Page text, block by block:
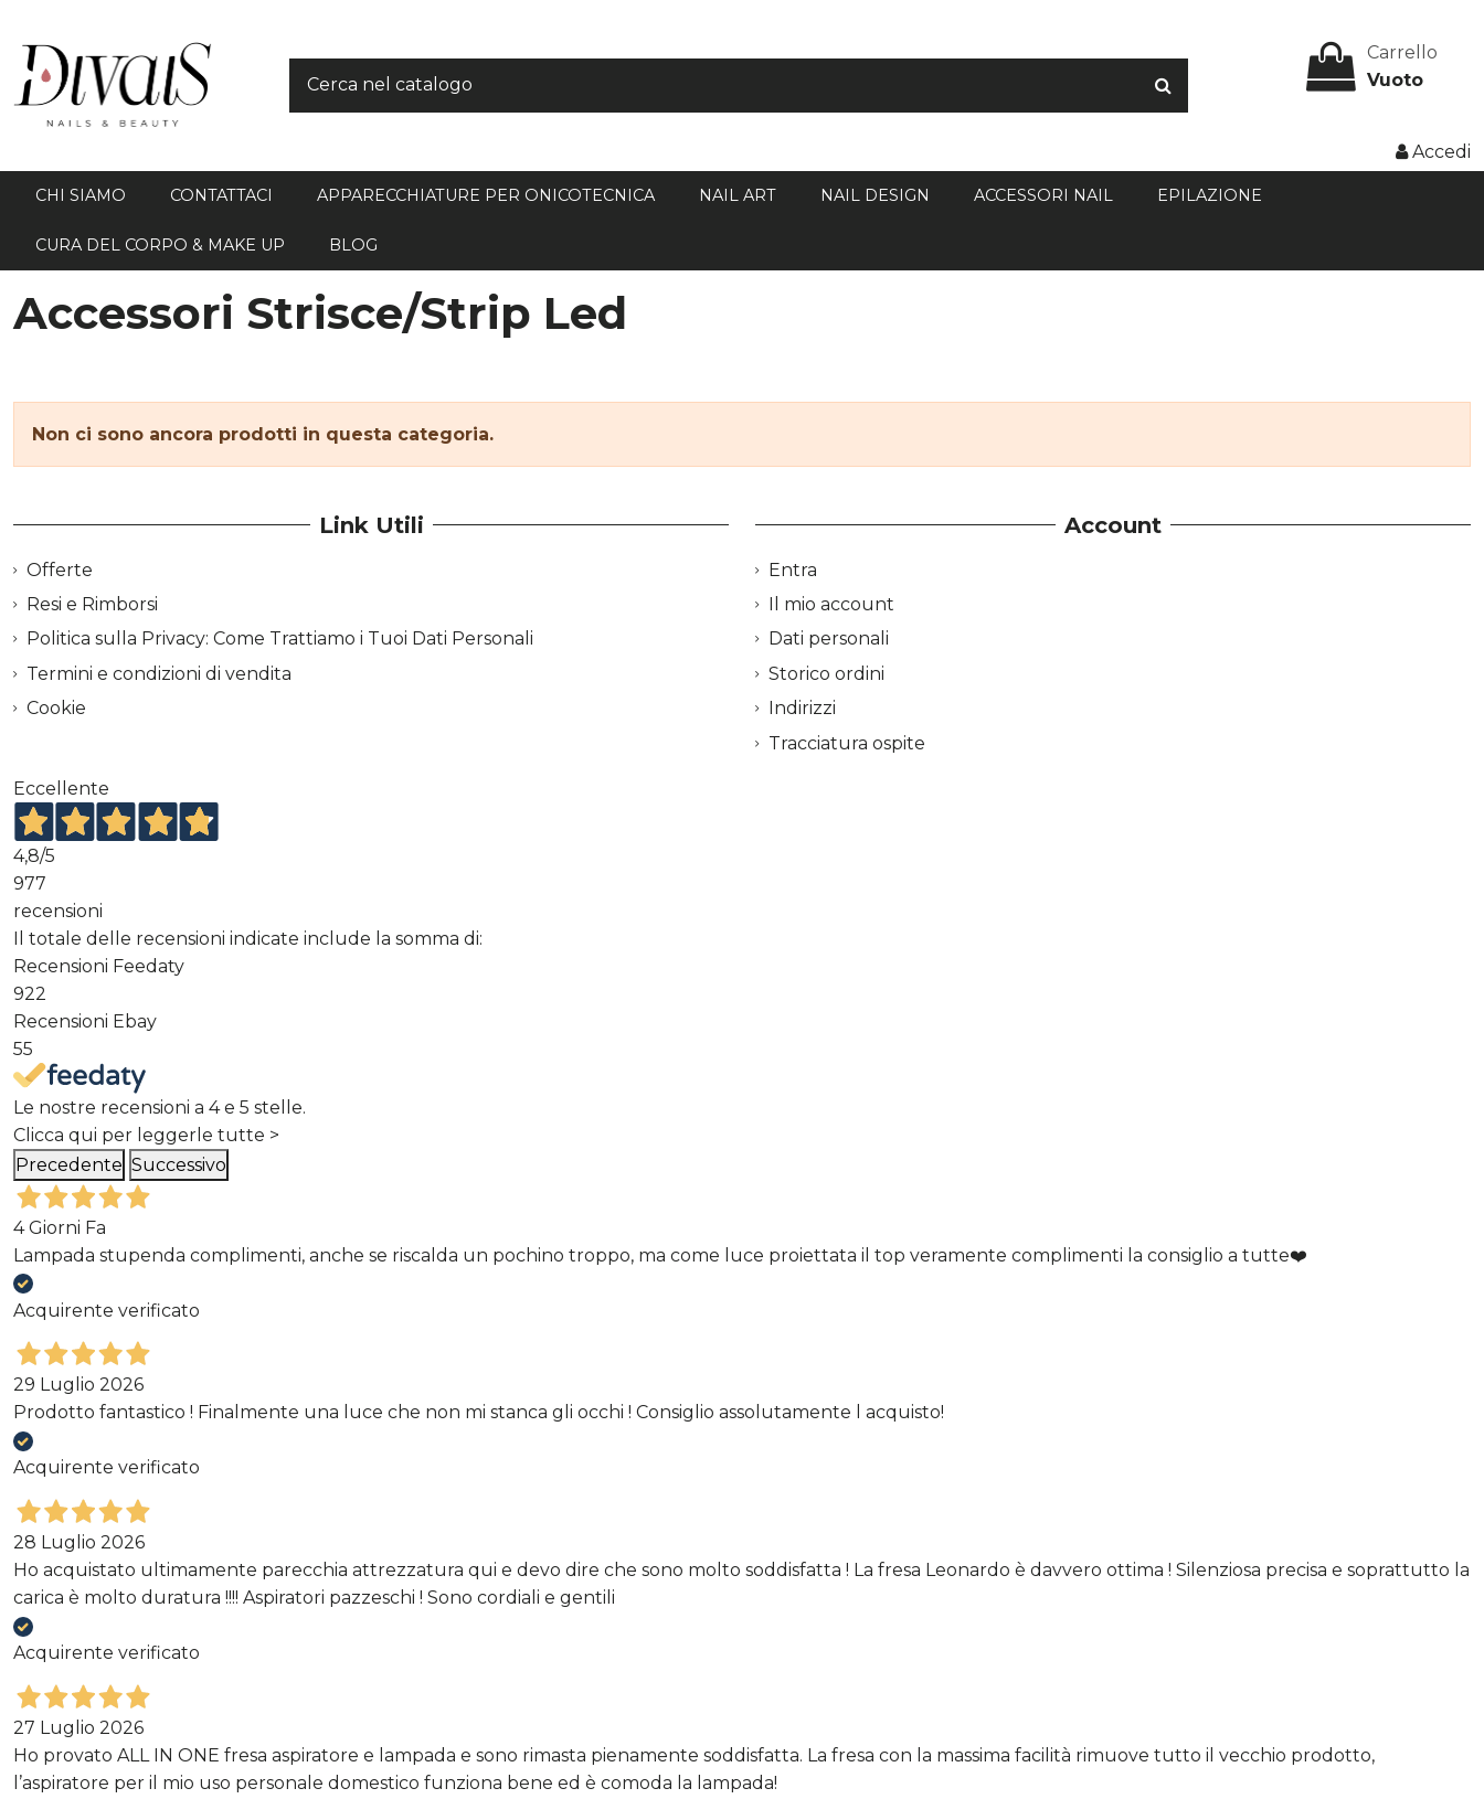
Carrello
Vuoto
Accedi
CHI SIAMO CONTATTACI APPARECCHIATURE PER ONICOTECNICA NAIL ART NAIL DESIGN ACCESSORI NAIL EPILAZIONE
CURA DEL CORPO & MAKE UP BLOG
Accessori Strisce/Strip Led
Non ci sono ancora prodotti in questa categoria.
Link Utili
Offerte
Resi e Rimborsi
Politica sulla Privacy: Come Trattiamo i Tuoi Dati Personali
Termini e condizioni di vendita
Cookie
Account
Entra
Il mio account
Dati personali
Storico ordini
Indirizzi
Tracciatura ospite
Eccellente
4,8/5
977
recensioni
Il totale delle recensioni indicate include la somma di:
Recensioni Feedaty
922
Recensioni Ebay
55
Le nostre recensioni a 4 e 5 stelle.
Clicca qui per leggerle tutte >
Precedente Successivo
4 Giorni Fa
Lampada stupenda complimenti, anche se riscalda un pochino troppo, ma come luce proiettata il top veramente complimenti la consiglio a tutte❤️
Acquirente verificato
29 Luglio 2026
Prodotto fantastico ! Finalmente una luce che non mi stanca gli occhi ! Consiglio assolutamente l acquisto!
Acquirente verificato
28 Luglio 2026
Ho acquistato ultimamente parecchia attrezzatura qui e devo dire che sono molto soddisfatta ! La fresa Leonardo è davvero ottima ! Silenziosa precisa e soprattutto la
carica è molto duratura !!!! Aspiratori pazzeschi ! Sono cordiali e gentili
Acquirente verificato
27 Luglio 2026
Ho provato ALL IN ONE fresa aspiratore e lampada e sono rimasta pienamente soddisfatta. La fresa con la massima facilità rimuove tutto il vecchio prodotto,
l’aspiratore per il mio uso personale domestico funziona bene ed è comoda la lampada!